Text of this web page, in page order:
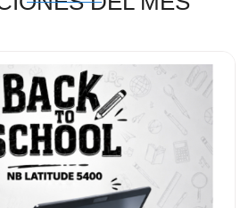
-15%